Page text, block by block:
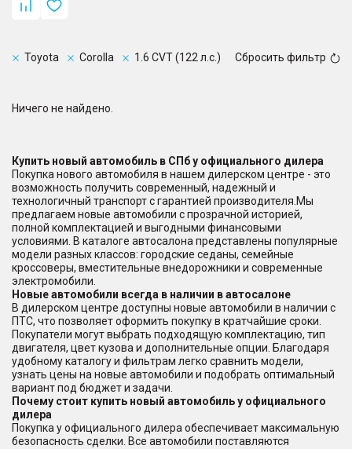
Toyota Corolla 1.6 CVT (122 л.с.) Сбросить фильтр
Ничего не найдено.
Купить новый автомобиль в СПб у официального дилера
Покупка нового автомобиля в нашем дилерском центре - это
возможность получить современный, надежный и
технологичный транспорт с гарантией производителя.Мы
предлагаем новые автомобили с прозрачной историей,
полной комплектацией и выгодными финансовыми
условиями. В каталоге автосалона представлены популярные
модели разных классов: городские седаны, семейные
кроссоверы, вместительные внедорожники и современные
электромобили.
Новые автомобили всегда в наличии в автосалоне
В дилерском центре доступны новые автомобили в наличии с
ПТС, что позволяет оформить покупку в кратчайшие сроки.
Покупатели могут выбрать подходящую комплектацию, тип
двигателя, цвет кузова и дополнительные опции. Благодаря
удобному каталогу и фильтрам легко сравнить модели,
узнать цены на новые автомобили и подобрать оптимальный
вариант под бюджет и задачи.
Почему стоит купить новый автомобиль у официального
дилера
Покупка у официального дилера обеспечивает максимальную
безопасность сделки. Все автомобили поставляются